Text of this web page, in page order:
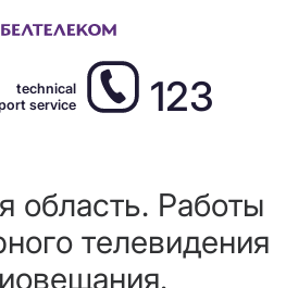
technical
service
123
область. Работы
телевидения